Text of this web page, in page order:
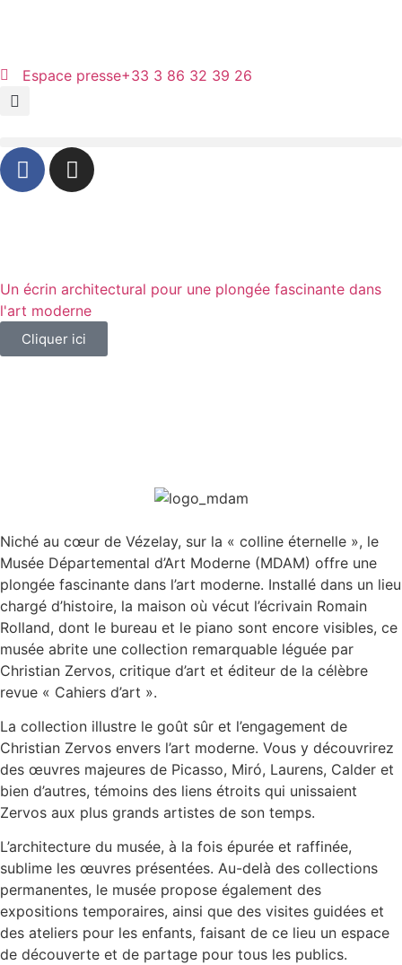
Espace presse+33 3 86 32 39 26
Un écrin architectural pour une plongée fascinante dans
l'art moderne
Cliquer ici
Niché au cœur de Vézelay, sur la « colline éternelle », le
Musée Départemental d’Art Moderne (MDAM) offre une
plongée fascinante dans l’art moderne. Installé dans un lieu
chargé d’histoire, la maison où vécut l’écrivain Romain
Rolland, dont le bureau et le piano sont encore visibles, ce
musée abrite une collection remarquable léguée par
Christian Zervos, critique d’art et éditeur de la célèbre
revue « Cahiers d’art ».
La collection illustre le goût sûr et l’engagement de
Christian Zervos envers l’art moderne. Vous y découvrirez
des œuvres majeures de Picasso, Miró, Laurens, Calder et
bien d’autres, témoins des liens étroits qui unissaient
Zervos aux plus grands artistes de son temps.
L’architecture du musée, à la fois épurée et raffinée,
sublime les œuvres présentées. Au-delà des collections
permanentes, le musée propose également des
expositions temporaires, ainsi que des visites guidées et
des ateliers pour les enfants, faisant de ce lieu un espace
de découverte et de partage pour tous les publics.